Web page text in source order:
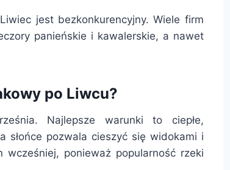
jest bezkonkurencyjny. Wiele firm
panieńskie i kawalerskie, a nawet
po Liwcu?
Najlepsze warunki to ciepłe,
słońce pozwala cieszyć się widokami i
ponieważ popularność rzeki